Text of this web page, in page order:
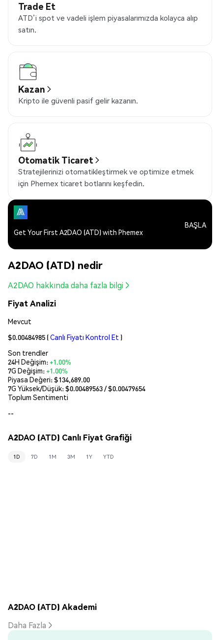
Trade Et
ATD’i spot ve vadeli işlem piyasalarımızda kolayca alıp
satın.
Kazan
Kripto ile güvenli pasif gelir kazanın.
Otomatik Ticaret
Stratejilerinizi otomatikleştirmek ve optimize etmek
için Phemex ticaret botlarını keşfedin.
Get Your First A2DAO (ATD) with Phemex
BAŞLA
A2DAO (ATD) nedir
A2DAO hakkında daha fazla bilgi
Fiyat Analizi
Mevcut
$0.00484985 (Canlı Fiyatı Kontrol Et )
Son trendler
24H Değişim:+1.00%
7G Değişim:+1.00%
Piyasa Değeri:$134,689.00
7G Yüksek/Düşük: $0.00489563/ $0.00479654
Toplum Sentimenti
--
A2DAO (ATD) Canlı Fiyat Grafiği
1D 7D 1M 3M 1Y YTD
A2DAO (ATD) Akademi
Daha Fazla